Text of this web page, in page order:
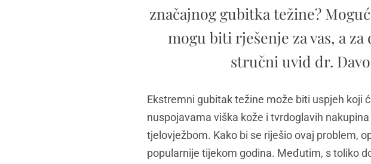
značajnog gubitka težine?
mogu biti rješenje za vas, a
stručni uvid dr.
Ekstremni gubitak težine može biti uspjeh koji
nuspojavama viška kože i tvrdoglavih
tjelovježbom. Kako bi se riješio ovaj problem,
popularnije tijekom godina. Međutim, s toliko